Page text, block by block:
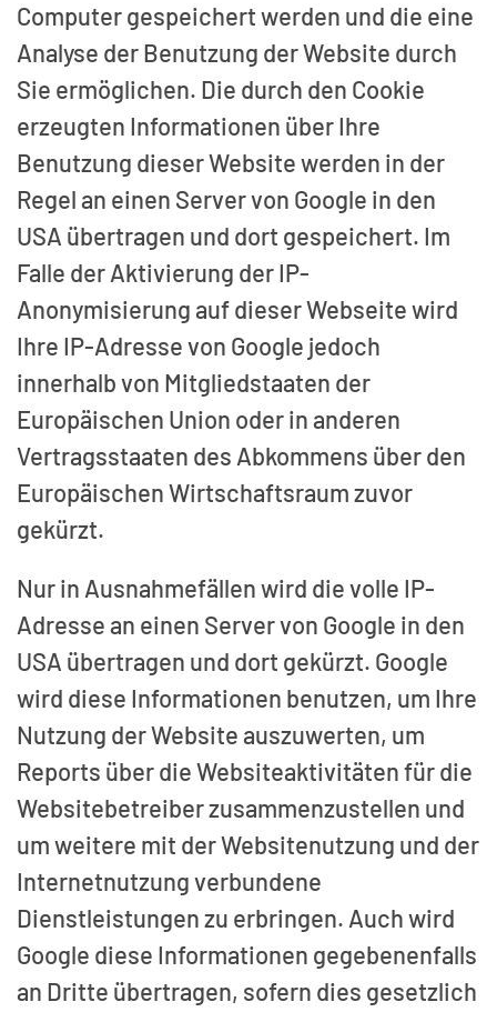
Computer gespeichert werden und die eine
Analyse der Benutzung der Website durch
Sie ermöglichen. Die durch den Cookie
erzeugten Informationen über Ihre
Benutzung dieser Website werden in der
Regel an einen Server von Google in den
USA übertragen und dort gespeichert. Im
Falle der Aktivierung der IP-
Anonymisierung auf dieser Webseite wird
Ihre IP-Adresse von Google jedoch
innerhalb von Mitgliedstaaten der
Europäischen Union oder in anderen
Vertragsstaaten des Abkommens über den
Europäischen Wirtschaftsraum zuvor
gekürzt.
Nur in Ausnahmefällen wird die volle IP-
Adresse an einen Server von Google in den
USA übertragen und dort gekürzt. Google
wird diese Informationen benutzen, um Ihre
Nutzung der Website auszuwerten, um
Reports über die Websiteaktivitäten für die
Websitebetreiber zusammenzustellen und
um weitere mit der Websitenutzung und der
Internetnutzung verbundene
Dienstleistungen zu erbringen. Auch wird
Google diese Informationen gegebenenfalls
an Dritte übertragen, sofern dies gesetzlich